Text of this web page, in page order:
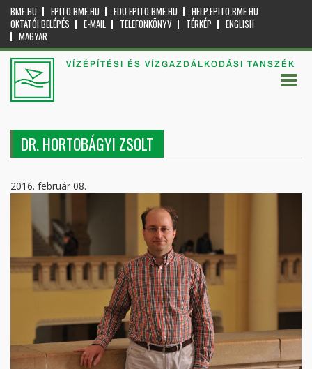
BME.HU EPITO.BME.HU EDU.EPITO.BME.HU
HELP.EPITO.BME.HU
OKTATÓI BELÉPÉS
E-MAIL TELEFONKÖNYV TÉRKÉP
ENGLISH
MAGYAR
VÍZÉPÍTÉSI ÉS VÍZGAZDÁLKODÁSI TANSZÉK
DR. HORTOBÁGYI ZSOLT
2016. február 08.